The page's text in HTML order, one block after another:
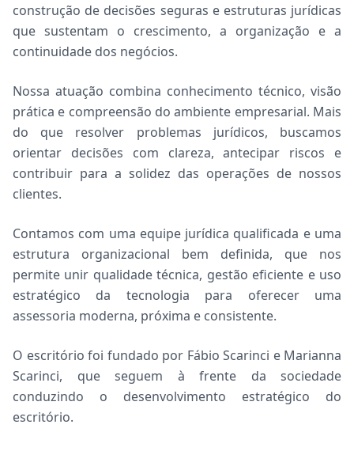
construção de decisões seguras e estruturas jurídicas
que sustentam o crescimento, a organização e a
continuidade dos negócios.
Nossa atuação combina conhecimento técnico, visão
prática e compreensão do ambiente empresarial. Mais
do que resolver problemas jurídicos, buscamos
orientar decisões com clareza, antecipar riscos e
contribuir para a solidez das operações de nossos
clientes.
Contamos com uma equipe jurídica qualificada e uma
estrutura organizacional bem definida, que nos
permite unir qualidade técnica, gestão eficiente e uso
estratégico da tecnologia para oferecer uma
assessoria moderna, próxima e consistente.
O escritório foi fundado por Fábio Scarinci e Marianna
Scarinci, que seguem à frente da sociedade
conduzindo o desenvolvimento estratégico do
escritório.